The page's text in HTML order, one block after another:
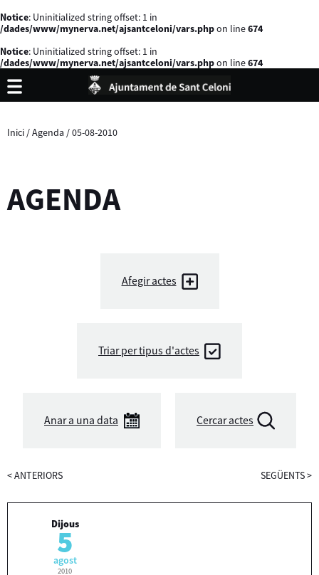
Notice: Uninitialized string offset: 1 in
/dades/www/mynerva.net/ajsantceloni/vars.phpon line674
Notice: Uninitialized string offset: 1 in
/dades/www/mynerva.net/ajsantceloni/vars.phpon line674
Inici /Agenda /05-08-2010
AGENDA
Afegir actes
Triar per tipus d'actes
Anar a una data Cercar actes
<ANTERIORS SEGÜENTS>
Dijous
5
agost
2010